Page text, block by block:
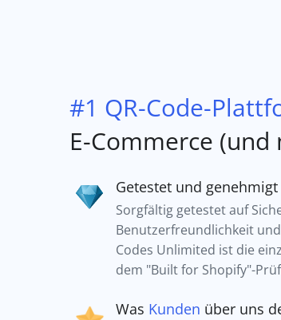
#1 QR-Code-
E-Commerce (und
Getestet und genehmigt
Sorgfältig getestet auf
Benutzerfreundlichkeit
Codes Unlimited ist die
dem "Built for Shopify"-
Was Kunden über uns